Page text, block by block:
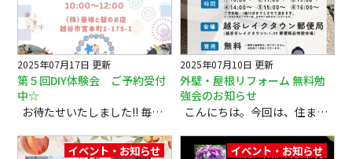
2025年07月17日 更新
第５回DIY体験会 ご予約受付
中☆
お待たせいたしました‼ 毎回、満員必須の大好評イベント『第5回 DIY体験会』を開催します😁 今回の体験会では、お子さまの宝物を入れるオリジナル宝箱を親子で一緒に手作りします。 夏休みの思い出作りや自由研究にも最適です！ 日程：7月26日（土）、7月27日（日） 時間：10:00～12:00 会場：（株）屋根と壁のお店 越谷市宮本町1-175-1 対象年齢：5歳～（親子でご参加いただけます） 参加費：無料 定員：1日あたり6組（定員になり次第締め切らせていただきます） ご予約はこちら ⇒ 0120-335-271 ご希望の日にちをお早めにご予約ください。 スタッフがサポートしますので、DIYが初めての方でも安心してご参加いただけます。 親子で協力して、世界にひとつだけの宝箱を作ってみませんか？みなさまのご参加をお待ちしています！ 作業時は汚れても良い服装でお越しください。 道具や材料はすべてご用意しています。 イベントに関するご質問・ご相談もお気軽にどうぞ！ （株）屋根と壁のお店では 地元の会社、地域の方が安心できる塗装工事を目指しています！ 『だから私たちにとっては作品です』 この言葉を合言葉に地元・地域に愛されるお店で在り続けるを目指して お客様の大切なお家を確かな施工力で 「作品」としてお守りいたします 外壁塗装・屋根塗装・雨漏り工事のことなら （株）屋根と壁のお店へお気軽にご相談ください ✔話を聞くだけでもＯＫ！ ✔お見積もりだけでもＯＫ！ ✔まずは無料診断から😉 屋根・外壁塗装・雨漏りのご相談はフリーダイヤル ０１２０－３３５－２７１
2025年07月10日 更新
外壁・屋根リフォーム 無料勉
強会のお知らせ
こんにちは。今回は、住まいの外壁や屋根リフォームを検討されている方、またはこれからのメンテナンスについて知識を深めたい方に向けた「無料勉強会」のご案内です。 家の外壁や屋根は、私たちの暮らしを守る大切な存在です。しかし、真夏の強い日差しや台風、そして厳しい真冬の寒さなど、季節ごとに大きなダメージを受けることをご存知でしょうか？ 今回の勉強会では、「三大劣化のシーズンを上手く乗り越える為に大切な事」をテーマに、外壁や屋根の劣化対策やメンテナンスのポイントを分かりやすく解説します。 テーマ 真夏・台風・真冬『三大劣化のシーズンを上手く乗り越える為に大切な事』 住まいの外壁・屋根リフォームに関する無料相談会です。 日 程 7月16日（水） ・ 7月17日（木） ・ 7月18日（金） 時 間 ①10:00～ ②11:00～ ③13:00～ ④14:00～ ⑤15:00～ ⑥16:00～ ※各回50分・予約制（1組ずつの個別対応） 会 場 越谷レイクタウン郵便局（越谷市レイクタウン9-1-29 郵便局前特設会場）※この相談会は郵便局主催のものではありません。 費 用 無料（お気軽にご参加いただけます） 勉強会で学べること 外壁・屋根の劣化が進みやすい季節ごとの注意点 劣化のサインやセルフチェックの方法 効果的なメンテナンスやリフォームのタイミング 失敗しない業者選びのポイント 講師紹介 講師は、外装劣化診断士・外壁診断士であり、株式会社屋根と壁のお店 代表取締役の森川翔さんが担当します。豊富な現場経験と専門知識をもとに、わかりやすくアドバイスいたします。 こんな方におすすめ 外壁や屋根のリフォームを検討している方 劣化やメンテナンスのポイントを知りたい方 台風や真夏・真冬の対策に不安がある方 信頼できる業者選びのコツを知りたい方 お申込み・お問い合わせ ご予約は下記フリーダイヤルまでお電話ください。 0120-335-271（受付時間 10:00～19:00） 外壁や屋根のリフォームは、住まいの寿命や快適さを大きく左右します。ぜひこの機会に、専門家から直接アドバイスを受けてみませんか？ 皆様のご参加を心よりお待ちしております。 （株）屋根と壁のお店では 地元の会社、地域の方が安心できる塗装工事を目指しています！ 『だから私たちにとっては作品です』 この言葉を合言葉に地元・地域に愛されるお店で在り続けるを目指して お客様の大切なお家を確かな施工力で 「作品」としてお守りいたします 外壁塗装・屋根塗装・雨漏り工事のことなら （株）屋根と壁のお店へお気軽にご相談ください ✔話を聞くだけでもＯＫ！ ✔お見積もりだけでもＯＫ！ ✔まずは無料診断から😉 屋根・外壁塗装・雨漏りのご相談はフリーダイヤル ０１２０－３３５－２７１
イベント・お知らせ イベント・お知らせ